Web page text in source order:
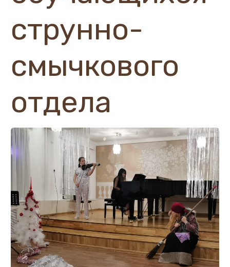
струнно-
смычкового
отдела